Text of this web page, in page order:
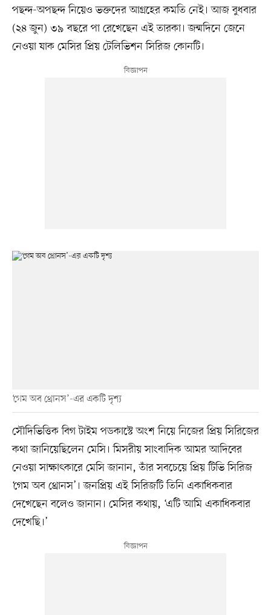
পছন্দ-অপছন্দ নিয়েও ভক্তদের আগ্রহের কমতি নেই। আজ বুধবার
(২৪ জুন) ৩৯ বছরে পা রেখেছেন এই তারকা। জন্মদিনে জেনে
নেওয়া যাক মেসির প্রিয় টেলিভিশন সিরিজ কোনটি।
‘গেম অব থ্রোনস’-এর একটি দৃশ্য
সৌদিভিত্তিক বিগ টাইম পডকাস্টে অংশ নিয়ে নিজের প্রিয় সিরিজের
কথা জানিয়েছিলেন মেসি। মিসরীয় সাংবাদিক আমর আদিবের
নেওয়া সাক্ষাৎকারে মেসি জানান, তাঁর সবচেয়ে প্রিয় টিভি সিরিজ
‘গেম অব থ্রোনস’। জনপ্রিয় এই সিরিজটি তিনি একাধিকবার
দেখেছেন বলেও জানান। মেসির কথায়, ‘এটি আমি একাধিকবার
দেখেছি।’